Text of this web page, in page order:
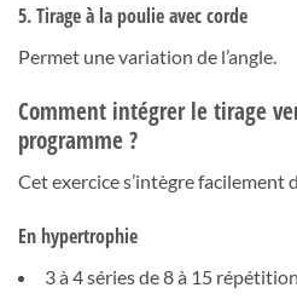
5. Tirage à la poulie avec corde
Permet une variation de l’angle.
Comment intégrer le tirage
programme ?
Cet exercice s’intègre facilement
En hypertrophie
3 à 4 séries de 8 à 15